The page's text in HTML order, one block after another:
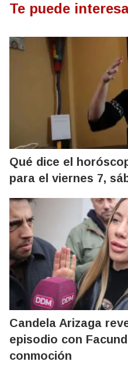
Te puede
Qué dice el
para el viernes 7,
Candela Arizaga
episodio con
conmoción